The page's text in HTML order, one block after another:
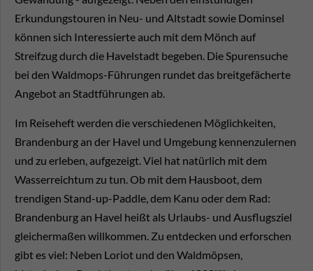
Erkundungstouren in Neu- und Altstadt sowie Dominsel
können sich Interessierte auch mit dem Mönch auf
Streifzug durch die Havelstadt begeben. Die Spurensuche
bei den Waldmops-Führungen rundet das breitgefächerte
Angebot an Stadtführungen ab.
Im Reiseheft werden die verschiedenen Möglichkeiten,
Brandenburg an der Havel und Umgebung kennenzulernen
und zu erleben, aufgezeigt. Viel hat natürlich mit dem
Wasserreichtum zu tun. Ob mit dem Hausboot, dem
trendigen Stand-up-Paddle, dem Kanu oder dem Rad:
Brandenburg an Havel heißt als Urlaubs- und Ausflugsziel
gleichermaßen willkommen. Zu entdecken und erforschen
gibt es viel: Neben Loriot und den Waldmöpsen,